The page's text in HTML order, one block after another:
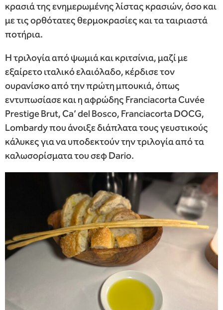
κρασιά της ενημερωμένης λίστας κρασιών, όσο και
με τις ορθότατες θερμοκρασίες και τα ταιριαστά
ποτήρια.
Η τριλογία από ψωμιά και κριτσίνια, μαζί με
εξαίρετο ιταλικό ελαιόλαδο, κέρδισε τον
ουρανίσκο από την πρώτη μπουκιά, όπως
εντυπωσίασε και η αφρώδης Franciacorta Cuvée
Prestige Brut, Ca’ del Bosco, Franciacorta DOCG,
Lombardy που άνοιξε διάπλατα τους γευστικούς
κάλυκες για να υποδεκτούν την τριλογία από τα
καλωσορίσματα του σεφ Dario.